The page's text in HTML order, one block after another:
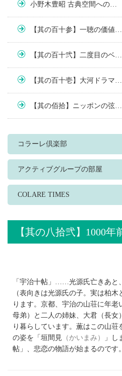
小野木豊昭 古典空間への…
【其の百十参】一聴の価値…
【其の百十弐】二度目のベ…
【其の百十壱】大河ドラマ…
【其の佰拾】ニッポンの弦…
コラーレ倶楽部
アクティブグループの部屋
COLARE TIMES
【其の八拾弐】1000年
「宇治十帖」……光源氏亡きあと
（表向きは光源氏の子。実は柏
ります。京都、宇治の山荘に年
母弟）と二人の姉妹、大君（長女
り暮らしています。薫はこの山
の姿を「垣間見 （かいまみ）
」し
帖」、悲恋の物語が始まるのです。